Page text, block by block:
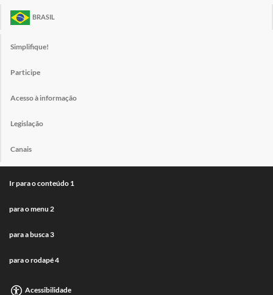
BRASIL
Simplifique!
Participe
Acesso à informação
Legislação
Canais
Ir para o conteúdo 1
para o menu 2
para a busca3
para o rodapé4
Acessibilidade